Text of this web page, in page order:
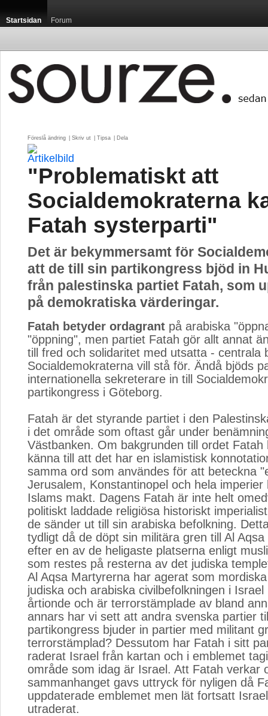
Startsidan Forum
Föreslå ändring Skriv ut Tipsa Dela
"Problematiskt att
Socialdemokraterna
Fatah systerparti"
Det är bekymmersamt för
att de till sin partikongress bjöd in
från palestinska partiet Fatah, som
på demokratiska värderingar.
Fatah betyder ordagrant på arabiska
"öppning", men partiet Fatah gör allt annat
till fred och solidaritet med utsatta - centrala
Socialdemokraterna vill stå för. Ändå bjöds
internationella sekreterare in till
partikongress i Göteborg.
Fatah är det styrande partiet i den
i det område som oftast går under
Västbanken. Om bakgrunden till ordet Fatah
känna till att det har en islamistisk
samma ord som användes för att beteckna
Jerusalem, Konstantinopel och hela imperier
Islams makt. Dagens Fatah är inte helt
politiskt laddade religiösa historiskt
de sänder ut till sin arabiska befolkning.
tydligt då de döpt sin militära gren till Al
efter en av de heligaste platserna enligt
som restes på resterna av det judiska
Al Aqsa Martyrerna har agerat som
judiska och arabiska civilbefolkningen i
årtionde och är terrorstämplade av bland
annars har vi sett att andra svenska partier
partikongress bjuder in partier med militant
terrorstämplad? Dessutom har Fatah i sitt
raderat Israel från kartan och i emblemet
område som idag är Israel. Att Fatah verkar
sammanhanget gavs uttryck för nyligen då
uppdaterade emblemet men lät fortsatt
utraderat.